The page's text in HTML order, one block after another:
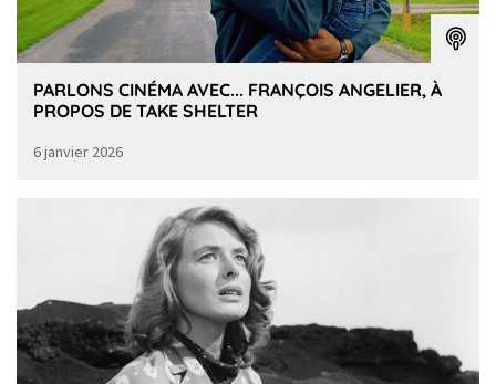
PARLONS CINÉMA AVEC... FRANÇOIS ANGELIER, À
PROPOS DE TAKE SHELTER
6 janvier 2026